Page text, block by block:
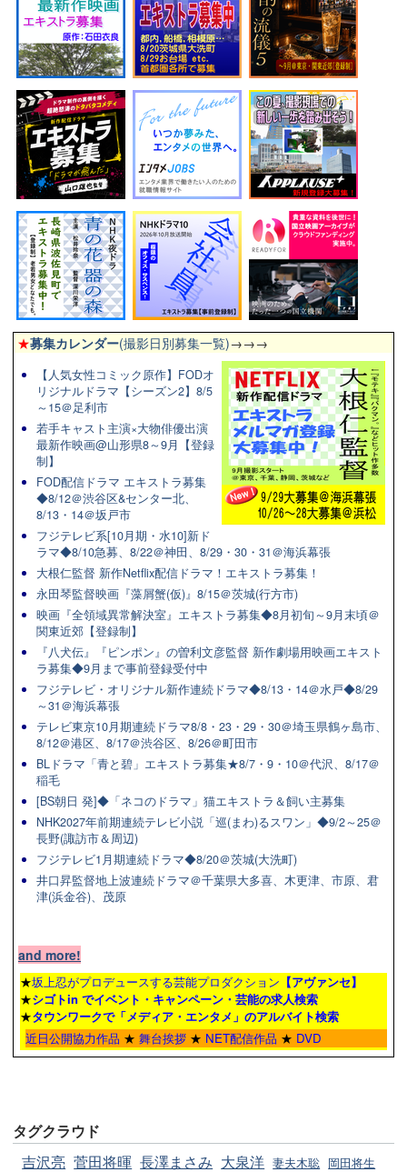
★募集カレンダー(撮影日別募集一覧)→→→
【人気女性コミック原作】FODオ
リジナルドラマ【シーズン2】8/5
～15＠足利市
若手キャスト主演×大物俳優出演
最新作映画@山形県8～9月【登録
制】
FOD配信ドラマ エキストラ募集
◆8/12＠渋谷区&センター北、
8/13・14＠坂戸市
フジテレビ系[10月期・水10]新ド
ラマ◆8/10急募、8/22＠神田、8/29・30・31＠海浜幕張
大根仁監督 新作Netflix配信ドラマ！エキストラ募集！
永田琴監督映画『藻屑蟹(仮)』8/15＠茨城(行方市)
映画『全領域異常解決室』エキストラ募集◆8月初旬～9月末頃＠
関東近郊【登録制】
『八犬伝』『ピンポン』の曽利文彦監督 新作劇場用映画エキスト
ラ募集◆9月まで事前登録受付中
フジテレビ・オリジナル新作連続ドラマ◆8/13・14＠水戸◆8/29
～31＠海浜幕張
テレビ東京10月期連続ドラマ8/8・23・29・30＠埼玉県鶴ヶ島市、
8/12＠港区、8/17＠渋谷区、8/26＠町田市
BLドラマ「青と碧」エキストラ募集★8/7・9・10＠代沢、8/17＠
稲毛
[BS朝日 発]◆「ネコのドラマ」猫エキストラ＆飼い主募集
NHK2027年前期連続テレビ小説「巡(まわ)るスワン」◆9/2～25＠
長野(諏訪市＆周辺)
フジテレビ1月期連続ドラマ◆8/20＠茨城(大洗町)
井口昇監督地上波連続ドラマ＠千葉県大多喜、木更津、市原、君
津(浜金谷)、茂原
and more!
★坂上忍がプロデュースする芸能プロダクション 【アヴァンセ】
★シゴトin でイベント・キャンペーン・芸能の求人検索
★タウンワークで「メディア・エンタメ」のアルバイト検索
近日公開協力作品 ★ 舞台挨拶 ★ NET配信作品 ★ DVD
タグクラウド
吉沢亮 菅田将暉 長澤まさみ 大泉洋 妻夫木聡 岡田将生